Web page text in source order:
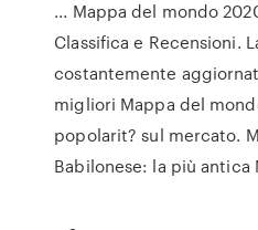
... Mappa del mondo
Classifica e Recensioni.
costantemente
migliori Mappa del
popolarit? sul mercato.
Babilonese: la più antica